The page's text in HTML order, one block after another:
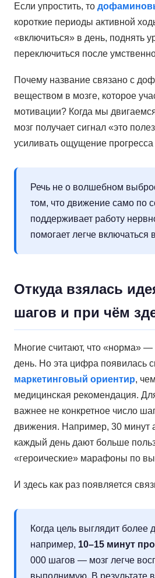
Если упростить, то
короткие периоды активной
«включиться» в день, поднять
переключиться после
Почему название связано с
веществом в мозге, которое
мотивации? Когда мы
мозг получает сигнал «это
усиливать ощущение прогресса
Речь не о волшебном
том, что движение само по
поддерживает работу
помогает легче включаться
Откуда взялась
шагов и при чём
Многие считают, что «норма» —
день. Но эта цифра появилась
маркетинговый ориентир,
медицинская рекомендация.
важнее не конкретное число
движения. Например, 30 минут
каждый день дают больше
«героические» марафоны по
И здесь как раз появляется
Когда цель выглядит
например, 10–15 минут
000 шагов — мозг легче
выполнимую. В результате